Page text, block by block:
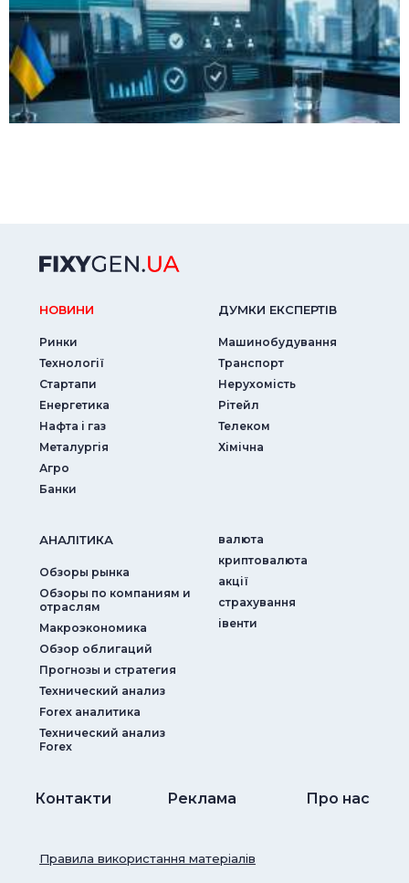
НОВИНИ
Ринки
Технології
Стартапи
Енергетика
Нафта і газ
Металургія
Агро
Банки
ДУМКИ ЕКСПЕРТIВ
Машинобудування
Транспорт
Нерухомість
Рітейл
Телеком
Хімічна
АНАЛIТИКА
Обзоры рынка
Обзоры по компаниям и
отраслям
Макроэкономика
Обзор облигаций
Прогнозы и стратегия
Технический анализ
Forex аналитика
Технический анализ
Forex
валюта
криптовалюта
акції
страхування
iвенти
Контакти Реклама Про нас
Правила використання матеріалів